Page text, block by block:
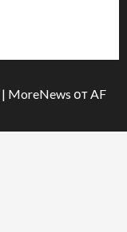
| MoreNews от AF